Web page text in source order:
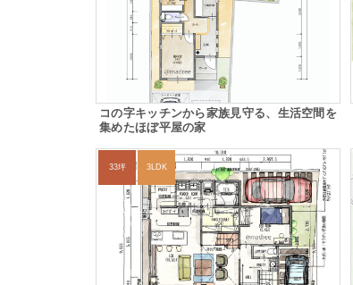
コの字キッチンから家族見守る、生活空間を
集めたほぼ平屋の家
33坪 3LDK